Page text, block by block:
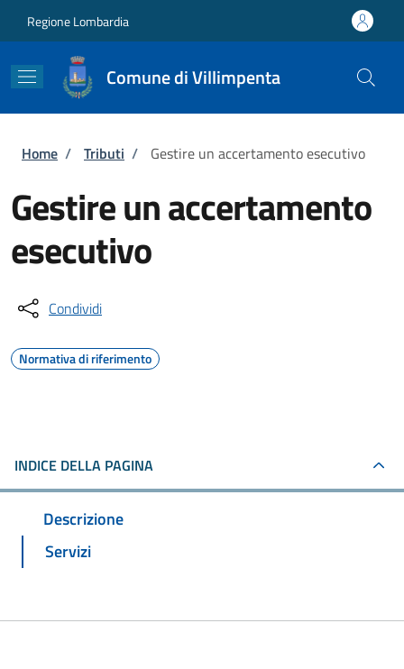
Regione Lombardia
Comune di Villimpenta
Briciole di pane
Home / Tributi / Gestire un accertamento esecutivo
Gestire un accertamento
esecutivo
Condividi
Normativa di riferimento
INDICE DELLA PAGINA
Descrizione
Servizi